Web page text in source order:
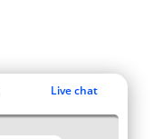
Live chat